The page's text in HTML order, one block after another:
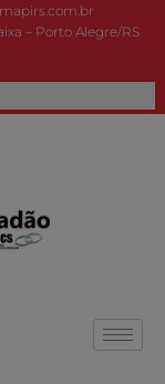
– Porto Alegre/RS